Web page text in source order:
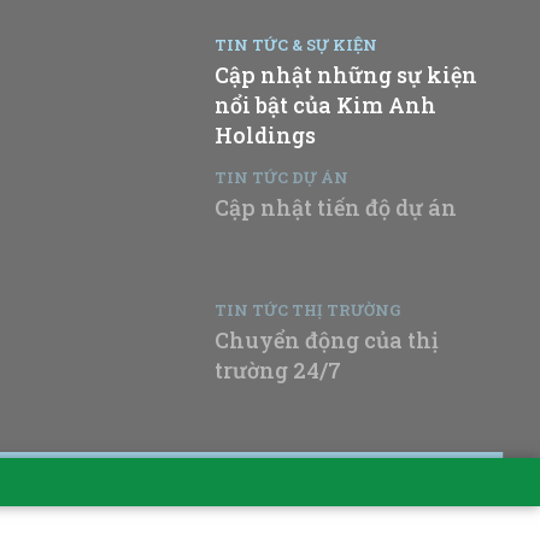
TIN TỨC & SỰ KIỆN
Cập nhật những sự kiện
nổi bật của Kim Anh
Holdings
TIN TỨC DỰ ÁN
Cập nhật tiến độ dự án
TIN TỨC THỊ TRƯỜNG
Chuyển động của thị
trường 24/7